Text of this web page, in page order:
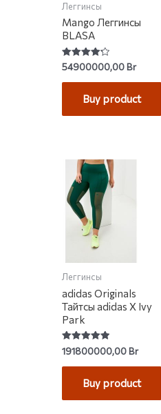
Леггинсы
Mango Леггинсы
BLASA
Rated
4.25
out of 5
54900000,00Br
Buy product
Леггинсы
adidas Originals
Тайтсы adidas X Ivy
Park
Rated
5.00
out of 5
191800000,00Br
Buy product